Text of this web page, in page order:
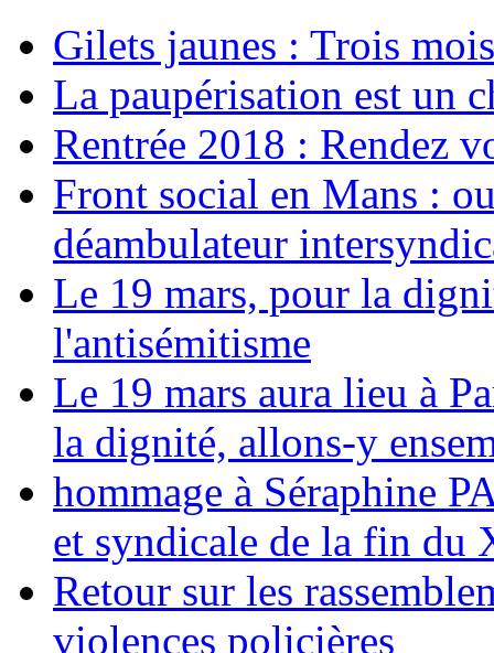
Gilets jaunes : Trois
La paupérisation est un
Rentrée 2018 : Rendez
Front social en Mans :
déambulateur
Le 19 mars, pour la
l'antisémitisme
Le 19 mars aura lieu à
la dignité, allons-y
hommage à Séraphine
et syndicale de la fin du
Retour sur les
violences policières